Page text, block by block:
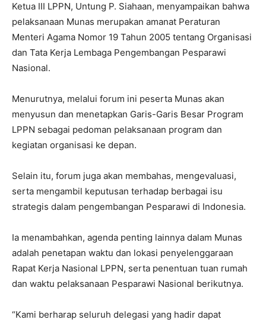
Ketua III LPPN, Untung P. Siahaan, menyampaikan bahwa
pelaksanaan Munas merupakan amanat Peraturan
Menteri Agama Nomor 19 Tahun 2005 tentang Organisasi
dan Tata Kerja Lembaga Pengembangan Pesparawi
Nasional.
Menurutnya, melalui forum ini peserta Munas akan
menyusun dan menetapkan Garis-Garis Besar Program
LPPN sebagai pedoman pelaksanaan program dan
kegiatan organisasi ke depan.
Selain itu, forum juga akan membahas, mengevaluasi,
serta mengambil keputusan terhadap berbagai isu
strategis dalam pengembangan Pesparawi di Indonesia.
Ia menambahkan, agenda penting lainnya dalam Munas
adalah penetapan waktu dan lokasi penyelenggaraan
Rapat Kerja Nasional LPPN, serta penentuan tuan rumah
dan waktu pelaksanaan Pesparawi Nasional berikutnya.
“Kami berharap seluruh delegasi yang hadir dapat